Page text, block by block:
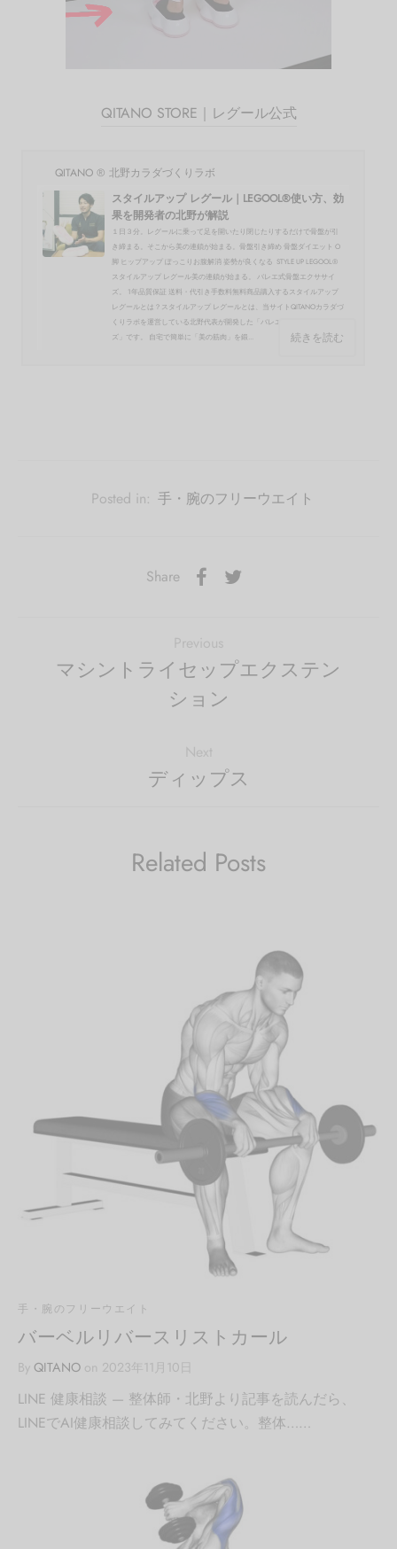
QITANO STORE｜レグール公式
QITANO ® 北野カラダづくりラボ
スタイルアップ レグール｜LEGOOL®使い方、効
果を開発者の北野が解説
１日３分。レグールに乗って足を開いたり閉じたりするだけで骨盤が引
き締まる。そこから美の連鎖が始まる。骨盤引き締め 骨盤ダイエット O
脚 ヒップアップ ぽっこりお腹解消 姿勢が良くなる STYLE UP LEGOOL®
スタイルアップ レグール美の連鎖が始まる。 バレエ式骨盤エクササイ
ズ。 1年品質保証 送料・代引き手数料無料商品購入するスタイルアップ
レグールとは？スタイルアップ レグールとは、当サイトQITANOカラダづ
くりラボを運営している北野代表が開発した「バレエ式骨盤エクササイ
ズ」です。 自宅で簡単に「美の筋肉」を鍛...
続きを読む
Posted in: 手・腕のフリーウエイト
Share
Previous
マシントライセップエクステン
ション
Next
ディップス
Related Posts
手・腕のフリーウエイト
バーベルリバースリストカール
By QITANO on 2023年11月10日
LINE 健康相談 — 整体師・北野より記事を読んだら、
LINEでAI健康相談してみてください。整体……